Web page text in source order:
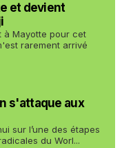
et devient
à Mayotte pour cet
rarement arrivé
s'attaque aux
sur l’une des étapes
du Worl...